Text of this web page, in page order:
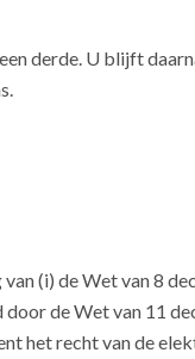
derde. U blijft
(i) de Wet van 8
de Wet van 11
het recht van de